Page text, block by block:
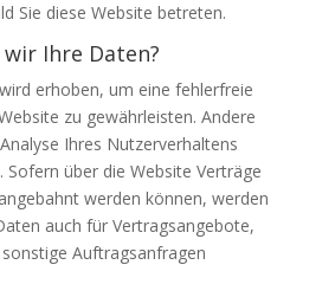
Sie diese Website betreten.
Ihre Daten?
erhoben, um eine fehlerfreie
zu gewährleisten. Andere
Ihres Nutzerverhaltens
über die Website Verträge
werden können, werden
auch für Vertragsangebote,
Auftragsanfragen